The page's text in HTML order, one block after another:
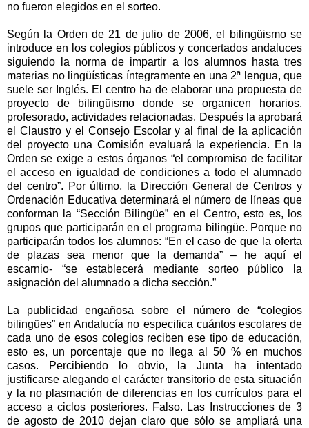
no fueron elegidos en el sorteo.
Según la Orden de 21 de julio de 2006, el bilingüismo se
introduce en los colegios públicos y concertados andaluces
siguiendo la norma de impartir a los alumnos hasta tres
materias no lingüísticas íntegramente en una 2ª lengua, que
suele ser Inglés. El centro ha de elaborar una propuesta de
proyecto de bilingüismo donde se organicen horarios,
profesorado, actividades relacionadas. Después la aprobará
el Claustro y el Consejo Escolar y al final de la aplicación
del proyecto una Comisión evaluará la experiencia. En la
Orden se exige a estos órganos “el compromiso de facilitar
el acceso en igualdad de condiciones a todo el alumnado
del centro”. Por último, la Dirección General de Centros y
Ordenación Educativa determinará el número de líneas que
conforman la “Sección Bilingüe” en el Centro, esto es, los
grupos que participarán en el programa bilingüe. Porque no
participarán todos los alumnos: “En el caso de que la oferta
de plazas sea menor que la demanda” – he aquí el
escarnio- “se establecerá mediante sorteo público la
asignación del alumnado a dicha sección.”
La publicidad engañosa sobre el número de “colegios
bilingües” en Andalucía no especifica cuántos escolares de
cada uno de esos colegios reciben ese tipo de educación,
esto es, un porcentaje que no llega al 50 % en muchos
casos. Percibiendo lo obvio, la Junta ha intentado
justificarse alegando el carácter transitorio de esta situación
y la no plasmación de diferencias en los currículos para el
acceso a ciclos posteriores. Falso. Las Instrucciones de 3
de agosto de 2010 dejan claro que sólo se ampliará una